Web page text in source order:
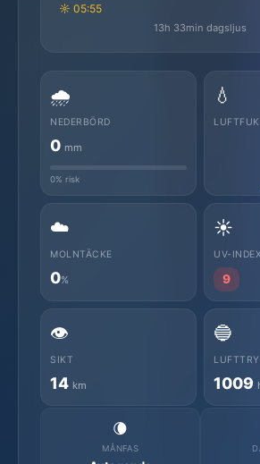
☼ 05:55
13h 33min dagsljus
🌧️
NEDERBÖRD
0 mm
0% risk
💧
☁️
MOLNTÄCKE
0%
☀️
UV-INDEX
9
👁️
SIKT
14 km
🔵
1009
🌘
MÅNFAS